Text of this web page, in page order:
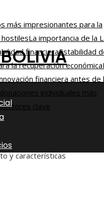
más impresionantes para la
La importancia de la
financieraEstabilidad
la recuperación económica
financiera antes de
individuales más
clave
y características